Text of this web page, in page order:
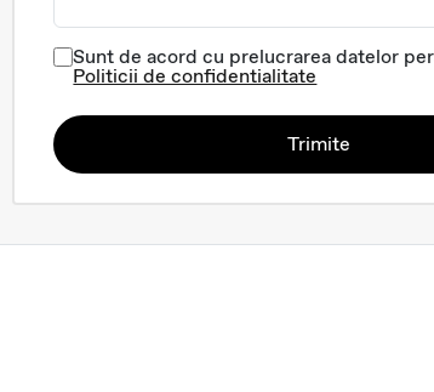
Sunt de acord cu prelucrarea datelor
Politicii de confidentialitate
Trimite